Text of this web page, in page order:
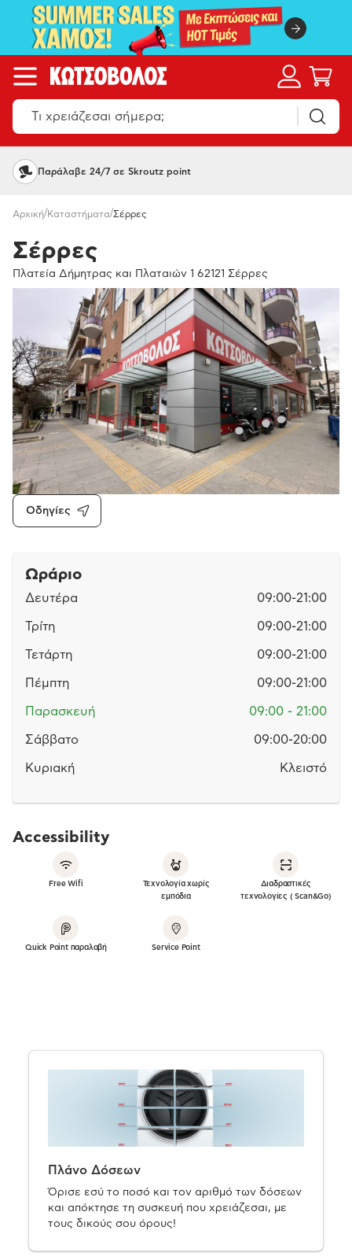
Παράλαβε 24/7 σε Skroutz point
Αρχική/Καταστήματα/Σέρρες
Σέρρες
Πλατεία Δήμητρας και Πλαταιών 1 62121 Σέρρες
Οδηγίες
Ωράριο
Δευτέρα 09:00-21:00
Τρίτη 09:00-21:00
Τετάρτη 09:00-21:00
Πέμπτη 09:00-21:00
Παρασκευή 09:00 - 21:00
Σάββατο 09:00-20:00
Κυριακή Κλειστό
Accessibility
Free Wifi
Τεχνολογία χωρίς
εμπόδια
Διαδραστικές
τεχνολογίες ( Scan&Go)
Quick Point παραλαβή Service Point
Πλάνο Δόσεων
Όρισε εσύ το ποσό και τον αριθμό των δόσεων
και απόκτησε τη συσκευή που χρειάζεσαι, με
τους δικούς σου όρους!